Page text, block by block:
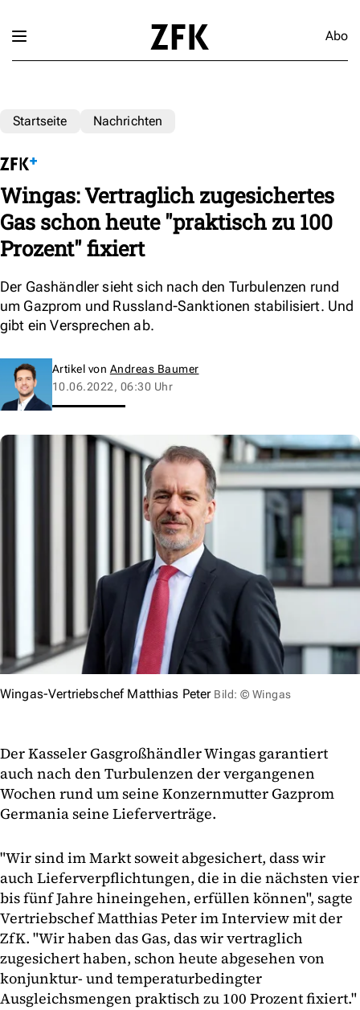
Abo
Startseite Nachrichten
Wingas: Vertraglich zugesichertes
Gas schon heute "praktisch zu 100
Prozent" fixiert
Der Gashändler sieht sich nach den Turbulenzen rund
um Gazprom und Russland-Sanktionen stabilisiert. Und
gibt ein Versprechen ab.
Artikel von Andreas Baumer
10.06.2022, 06:30 Uhr
Wingas-Vertriebschef Matthias Peter Bild: © Wingas
Der Kasseler Gasgroßhändler Wingas garantiert
auch nach den Turbulenzen der vergangenen
Wochen rund um seine Konzernmutter Gazprom
Germania seine Lieferverträge.
"Wir sind im Markt soweit abgesichert, dass wir
auch Lieferverpflichtungen, die in die nächsten vier
bis fünf Jahre hineingehen, erfüllen können", sagte
Vertriebschef Matthias Peter im Interview mit der
ZfK. "Wir haben das Gas, das wir vertraglich
zugesichert haben, schon heute abgesehen von
konjunktur- und temperaturbedingter
Ausgleichsmengen praktisch zu 100 Prozent fixiert."